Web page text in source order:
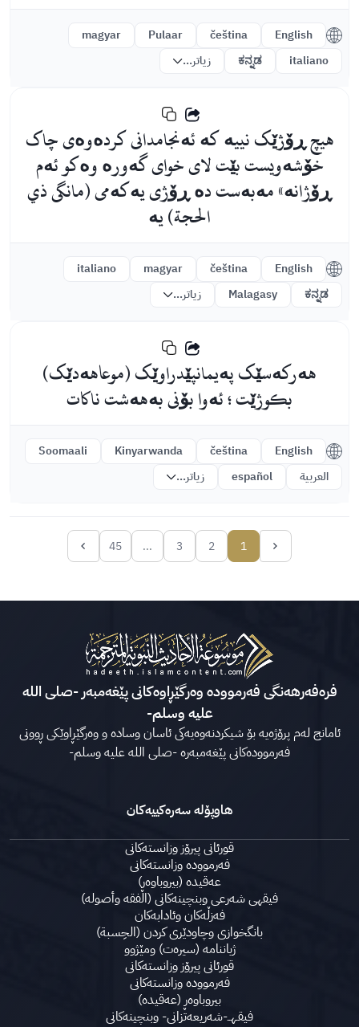
English
čeština
Pulaar
magyar
italiano
ಕನ್ನಡ زیاتر...
هیچ ڕۆژێک نییە کە ئەنجامدانی کردەوەی چاک
خۆشەویست بێت لای خوای گەورە وەکو ئەم
ڕۆژانە» مەبەست دە ڕۆژی یەکەمی (مانگی ذي
الحجة) یە
English
čeština
magyar
italiano
ಕನ್ನಡ
Malagasy زیاتر...
هەرکەسێک پەیمانپێدراوێک (موعاهەدێک)
بکوژێت ؛ ئەوا بۆنی بەهەشت ناکات
English
čeština
Kinyarwanda
Soomaali
العربية
español زیاتر...
1
2
3
...
45
فرەفەرهەنگی فەرموودە وەرگێڕاوەکانی پێغەمبەر -صلى الله
عليه وسلم-
ئامانج لەم پرۆژەیە بۆ شیکردنەوەیەکی ئاسان وسادە و وەرگێڕاوێکی ڕوونی
فەرموودەکانی پێغەمبەرە -صلى الله علیه وسلم-
هاوپۆلە سەرەکییەکان
قورئانی پیرۆز وزانستەکانی
فەرموودە وزانستەکانی
عەقیدە (بیروباوەڕ)
فیقهی شەرعی وبنچینەکانی (الفقه وأصوله)
فەزڵەکان وئادابەکان
بانگخوازی وچاودێری کردن (الحِسبة)
ژیاننامە (سیرەت) ومێژوو
قورئانی پیرۆز وزانستەكانی
فەرموودە وزانستەكانی
بیروباوەڕ (عەقیدە)
فیقـهــ-شەریعەتزانی- وبنچینەکانی